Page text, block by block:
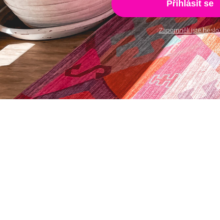
Přihlásit se
Zapomněli jste